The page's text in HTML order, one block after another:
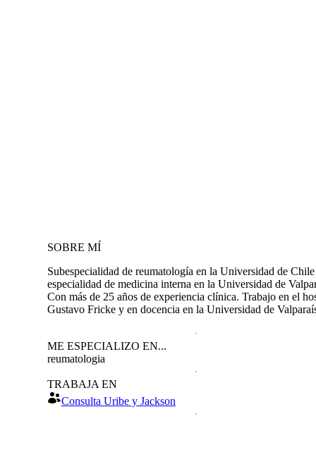
SOBRE MÍ
Subespecialidad de reumatología en la Universidad de
especialidad de medicina interna en la Universidad de
Con más de 25 años de experiencia clínica. Trabajo en el
Gustavo Fricke y en docencia en la Universidad de
ME ESPECIALIZO EN...
reumatologia
TRABAJA EN
Consulta Uribe y Jackson